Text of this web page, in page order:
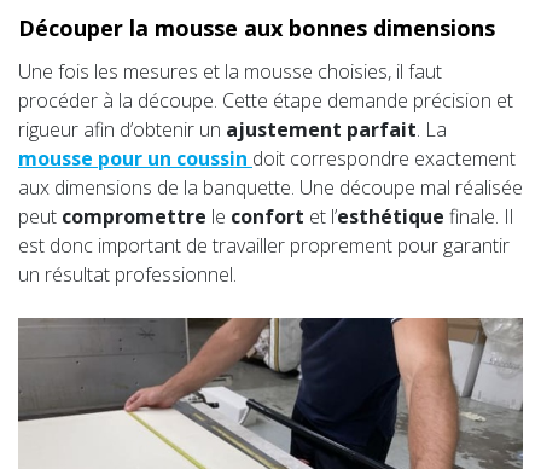
Découper la mousse aux bonnes dimensions
Une fois les mesures et la mousse choisies, il faut
procéder à la découpe. Cette étape demande précision et
rigueur afin d’obtenir un ajustement parfait. La
mousse pour un coussin doit correspondre exactement
aux dimensions de la banquette. Une découpe mal réalisée
peut compromettre le confort et l’esthétique finale. Il
est donc important de travailler proprement pour garantir
un résultat professionnel.